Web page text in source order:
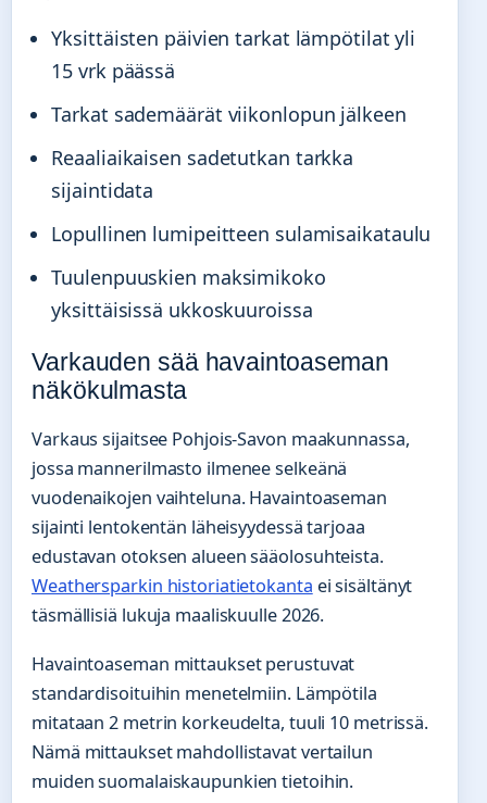
Yksittäisten päivien tarkat lämpötilat yli
15 vrk päässä
Tarkat sademäärät viikonlopun jälkeen
Reaaliaikaisen sadetutkan tarkka
sijaintidata
Lopullinen lumipeitteen sulamisaikataulu
Tuulenpuuskien maksimikoko
yksittäisissä ukkoskuuroissa
Varkauden sää havaintoaseman
näkökulmasta
Varkaus sijaitsee Pohjois-Savon maakunnassa,
jossa mannerilmasto ilmenee selkeänä
vuodenaikojen vaihteluna. Havaintoaseman
sijainti lentokentän läheisyydessä tarjoaa
edustavan otoksen alueen sääolosuhteista.
Weathersparkin historiatietokanta ei sisältänyt
täsmällisiä lukuja maaliskuulle 2026.
Havaintoaseman mittaukset perustuvat
standardisoituihin menetelmiin. Lämpötila
mitataan 2 metrin korkeudelta, tuuli 10 metrissä.
Nämä mittaukset mahdollistavat vertailun
muiden suomalaiskaupunkien tietoihin.